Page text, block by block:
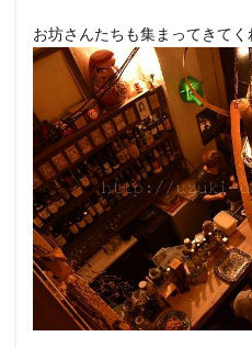
お坊さんたちも集まってきて